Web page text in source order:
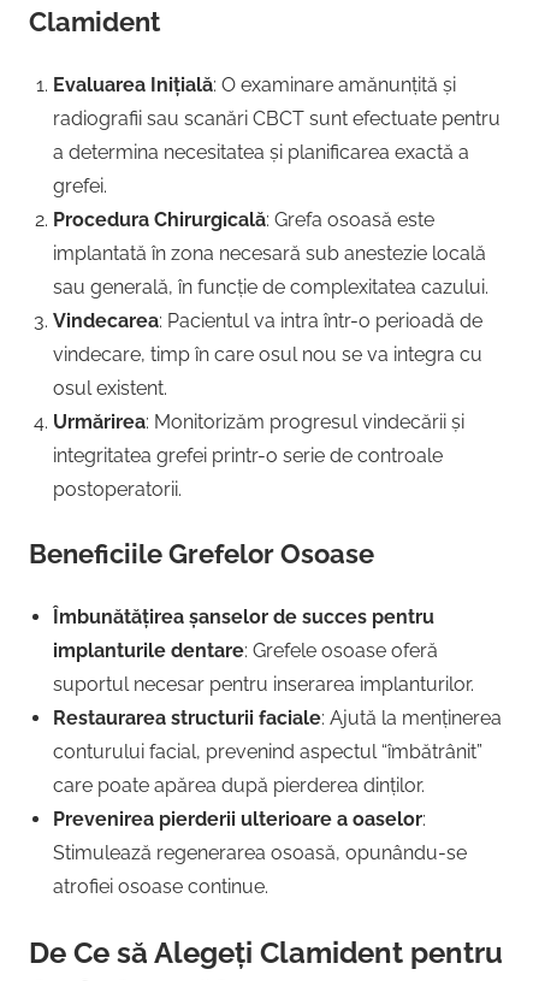
Clamident
Evaluarea Inițială: O examinare amănunțită și
radiografii sau scanări CBCT sunt efectuate pentru
a determina necesitatea și planificarea exactă a
grefei.
Procedura Chirurgicală: Grefa osoasă este
implantată în zona necesară sub anestezie locală
sau generală, în funcție de complexitatea cazului.
Vindecarea: Pacientul va intra într-o perioadă de
vindecare, timp în care osul nou se va integra cu
osul existent.
Urmărirea: Monitorizăm progresul vindecării și
integritatea grefei printr-o serie de controale
postoperatorii.
Beneficiile Grefelor Osoase
Îmbunătățirea șanselor de succes pentru
implanturile dentare: Grefele osoase oferă
suportul necesar pentru inserarea implanturilor.
Restaurarea structurii faciale: Ajută la menținerea
conturului facial, prevenind aspectul “îmbătrânit”
care poate apărea după pierderea dinților.
Prevenirea pierderii ulterioare a oaselor:
Stimulează regenerarea osoasă, opunându-se
atrofiei osoase continue.
De Ce să Alegeți Clamident pentru